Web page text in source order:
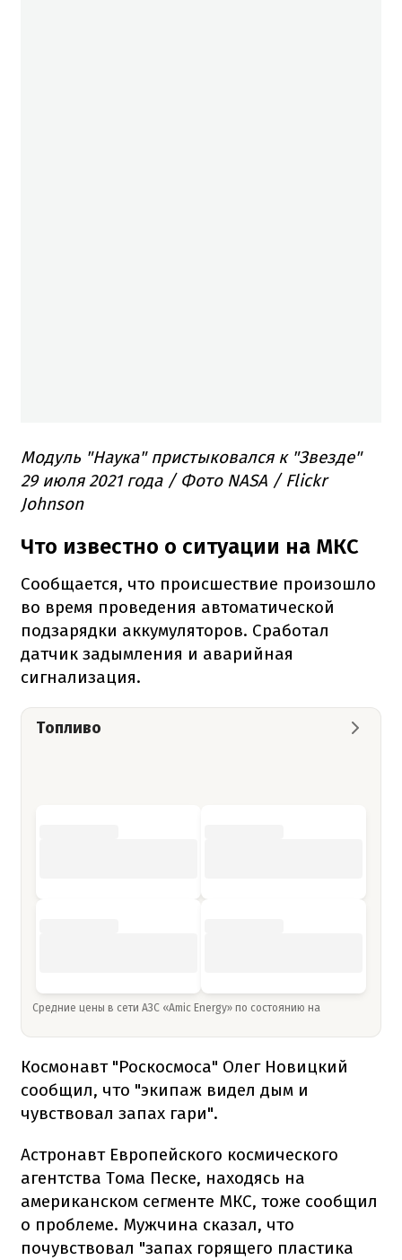
Модуль "Наука" пристыковался к "Звезде"
29 июля 2021 года / Фото NASA / Flickr
Johnson
Что известно о ситуации на МКС
Сообщается, что происшествие произошло
во время проведения автоматической
подзарядки аккумуляторов. Сработал
датчик задымления и аварийная
сигнализация.
Топливо
Средние цены в сети АЗС «Amic Energy» по состоянию на
Космонавт "Роскосмоса" Олег Новицкий
сообщил, что "экипаж видел дым и
чувствовал запах гари".
Астронавт Европейского космического
агентства Тома Песке, находясь на
американском сегменте МКС, тоже сообщил
о проблеме. Мужчина сказал, что
почувствовал "запах горящего пластика